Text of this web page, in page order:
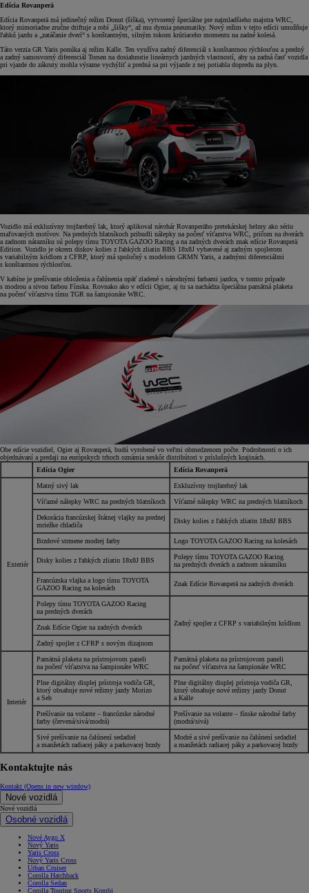
Edícia Rovanperä
Edícia Rovanperä má jedinečný režim Donut (šiška), vytvorený špeciálne pre najmladšieho majstra WRC,
ktorý mimoriadne zručne driftuje a robí „šišky“, až mu dymia pneumatiky. Nový režim v tejto edícii umožňuje
ľahkú jazdu a „zatáčanie dverí“ s konštantným, silným tokom krútiaceho momentu na zadné kolesá.
Táto verzia GR Yaris ponúka aj režim Kalle. Ten využíva zadný diferenciál s konštantnou rýchlosťou a predný
a zadný samosvorný diferenciál Torsen na dosiahnutie lineárnych jazdných vlastností, aby sa zadná časť vozidla
pri vjazde do zákruty mohla výrazne vychýliť a predná sa pri výjazde z nej potiahla dopredu na plyn.
Vozidlo má exkluzívny trojfarebný lak, ktorý aplikoval návrhár Rovanperäho pretekárskej helmy ako sériu
maľovaných motívov. Na predných blatníkoch pribudli nálepky na počesť víťazstva WRC, pričom na dverách
a zadnom nárazníku sú polepy tímu TOYOTA GAZOO Racing a na zadných dverách znak edície Rovanperä
Edition. Vozidlo je okrem diskov kolies z ľahkých zliatin BBS 18x8J vybavené aj zadným spojlerom
s variabilným krídlom z CFRP, ktorý má spoločný s modelom GRMN Yaris, a zadnými diferenciálmi
s konštantnou rýchlosťou.
V kabíne je prešívanie obloženia a čalúnenia opäť zladené s národnými farbami jazdca, v tomto prípade
s modrou a sivou farbou Fínska. Rovnako ako v edícii Ogier, aj tu sa nachádza špeciálna pamätná plaketa
na počesť víťazstva tímu TGR na šampionáte WRC.
Obe edície vozidiel, Ogier aj Rovanperä, budú vyrobené vo veľmi obmedzenom počte. Podrobnosti o ich
objednávaní a predaji na európskych trhoch oznámia neskôr distribútori v príslušných krajinách.
Edícia Ogier
Edícia Rovanperä
Exteriér
Matný sivý lak Exkluzívny trojfarebný lak
Víťazné nálepky WRC na predných blatníkoch Víťazné nálepky WRC na predných blatníkoch
Dekorácia francúzskej štátnej vlajky na prednej
mriežke chladiča
Disky kolies z ľahkých zliatin 18x8J BBS
Brzdové strmene modrej farby Logo TOYOTA GAZOO Racing na kolesách
Disky kolies z ľahkých zliatin 18x8J BBS
Polepy tímu TOYOTA GAZOO Racing
na predných dverách a zadnom nárazníku
Francúzska vlajka a logo tímu TOYOTA
GAZOO Racing na kolesách
Znak Edície Rovanperä na zadných dverách
Polepy tímu TOYOTA GAZOO Racing
na predných dverách
Zadný spojler z CFRP s variabilným krídlom
Znak Edície Ogier na zadných dverách
Zadný spojler z CFRP s novým dizajnom
Interiér
Pamätná plaketa na prístrojovom paneli
na počesť víťazstva na šampionáte WRC
Pamätná plaketa na prístrojovom paneli
na počesť víťazstva na šampionáte WRC
Plne digitálny displej prístroja vodiča GR,
ktorý obsahuje nové režimy jazdy Morizo
a Seb
Plne digitálny displej prístroja vodiča GR,
ktorý obsahuje nové režimy jazdy Donut
a Kalle
Prešívanie na volante – francúzske národné
farby (červená/sivá/modrá)
Prešívanie na volante – fínske národné farby
(modrá/sivá)
Sivé prešívanie na čalúnení sedadiel
a manžetách radiacej páky a parkovacej brzdy
Modré a sivé prešívanie na čalúnení sedadiel
a manžetách radiacej páky a parkovacej brzdy
Kontaktujte nás
Kontakt (Opens in new window)
Nové vozidlá
Nové vozidlá
Osobné vozidlá
Nové Aygo X
Nový Yaris
Yaris Cross
Nový Yaris Cross
Urban Cruiser
Corolla Hatchback
Corolla Sedan
Corolla Touring Sports Kombi